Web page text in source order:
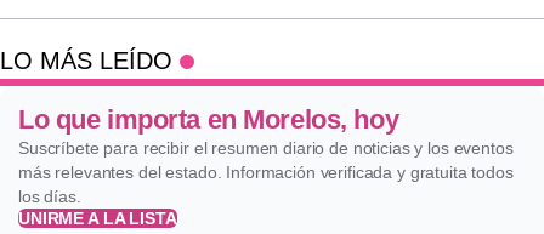
LO MÁS LEÍDO
Lo que importa en Morelos, hoy
Suscríbete para recibir el resumen diario de noticias y los eventos
más relevantes del estado. Información verificada y gratuita todos
los días.
UNIRME A LA LISTA